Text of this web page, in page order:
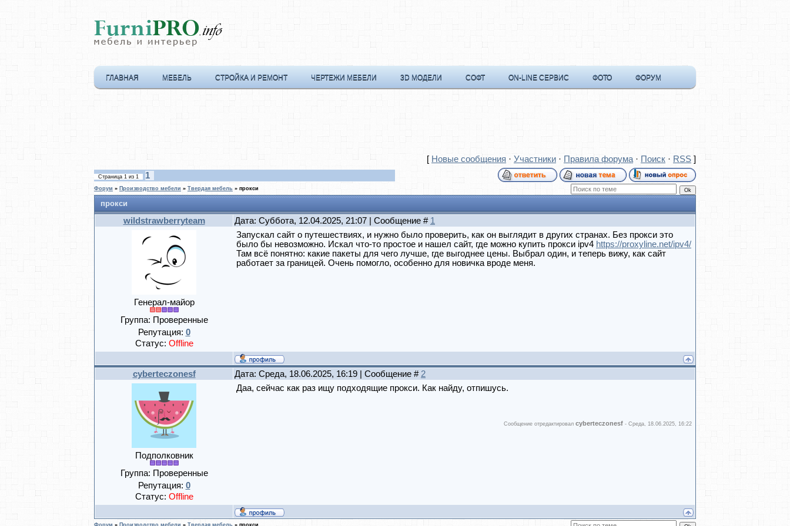
ГЛАВНАЯ МЕБЕЛЬ СТРОЙКА И РЕМОНТ ЧЕРТЕЖИ МЕБЕЛИ 3D МОДЕЛИ СОФТ ON-LINE СЕРВИС ФОТО ФОРУМ
[ Новые сообщения · Участники · Правила форума · Поиск · RSS]
Страница 1 из 1 1
Форум » Производство мебели » Твердая мебель » прокси
прокси
wildstrawberryteam Дата: Суббота, 12.04.2025, 21:07 | Сообщение # 1
Генерал-майор
Группа: Проверенные
Репутация: 0
Статус: Offline
Запускал сайт о путешествиях, и нужно было проверить, как он выглядит в других странах. Без прокси это
было бы невозможно. Искал что-то простое и нашел сайт, где можно купить прокси ipv4 https://proxyline.net/ipv4/
Там всё понятно: какие пакеты для чего лучше, где выгоднее цены. Выбрал один, и теперь вижу, как сайт
работает за границей. Очень помогло, особенно для новичка вроде меня.
cyberteczonesf Дата: Среда, 18.06.2025, 16:19 | Сообщение # 2
Подполковник
Группа: Проверенные
Репутация: 0
Статус: Offline
Даа, сейчас как раз ищу подходящие прокси. Как найду, отпишусь.
Сообщение отредактировал cyberteczonesf - Среда, 18.06.2025, 16:22
Форум » Производство мебели » Твердая мебель » прокси